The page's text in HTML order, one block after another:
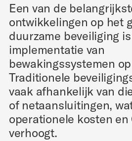
Een van de
ontwikkelingen op het
duurzame beveiliging
implementatie van
bewakingssystemen
Traditionele
vaak afhankelijk van
of netaansluitingen,
operationele kosten
verhoogt.